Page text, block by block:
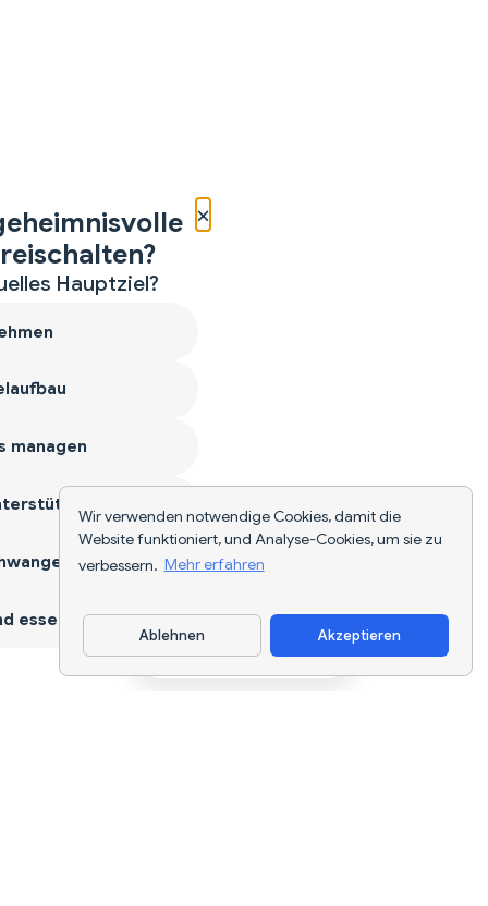
Wir verwenden notwendige Cookies, damit die
Website funktioniert, und Analyse-Cookies, um sie zu
verbessern. Mehr erfahren
Ablehnen Akzeptieren
App herunterladen
×
Hauptziel?
managen
essen